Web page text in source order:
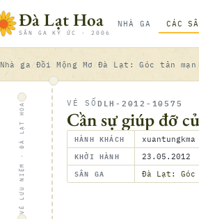
Đà Lạt Hoa
SÂN GA KÝ ỨC · 2006
NHÀ GA CÁC
Nhà ga Đồi Mộng Mơ Đà Lạt: Góc tản mạn
VÉ LƯU NIỆM · ĐÀ LẠT HOA VÉ SỐ DLH-2012-10575
Cần sự giúp đỡ
HÀNH KHÁCH xuantungkma
KHỞI HÀNH 23.05.2012
SÂN GA Đà Lạt: Góc